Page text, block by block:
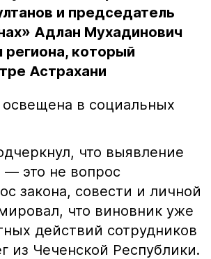
и председатель
Адлан Мухадинович
региона, который
Астрахани
в социальных
что выявление
это не вопрос
закона, совести и личной
что виновник уже
действий сотрудников
из Чеченской Республики.